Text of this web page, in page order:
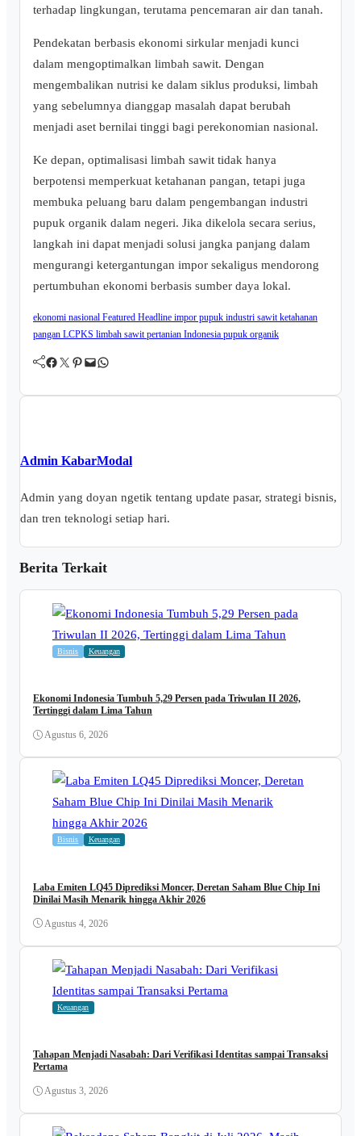
terhadap lingkungan, terutama pencemaran air dan tanah.
Pendekatan berbasis ekonomi sirkular menjadi kunci
dalam mengoptimalkan limbah sawit. Dengan
mengembalikan nutrisi ke dalam siklus produksi, limbah
yang sebelumnya dianggap masalah dapat berubah
menjadi aset bernilai tinggi bagi perekonomian nasional.
Ke depan, optimalisasi limbah sawit tidak hanya
berpotensi memperkuat ketahanan pangan, tetapi juga
membuka peluang baru dalam pengembangan industri
pupuk organik dalam negeri. Jika dikelola secara serius,
langkah ini dapat menjadi solusi jangka panjang dalam
mengurangi ketergantungan impor sekaligus mendorong
pertumbuhan ekonomi berbasis sumber daya lokal.
ekonomi nasional Featured Headline impor pupuk industri sawit ketahanan
pangan LCPKS limbah sawit pertanian Indonesia pupuk organik
Facebook Twitter Pinterest Mail WhatsApp
Admin KabarModal
Admin yang doyan ngetik tentang update pasar, strategi bisnis,
dan tren teknologi setiap hari.
Berita Terkait
Bisnis Keuangan
Ekonomi Indonesia Tumbuh 5,29 Persen pada Triwulan II 2026,
Tertinggi dalam Lima Tahun
Agustus 6, 2026
Bisnis Keuangan
Laba Emiten LQ45 Diprediksi Moncer, Deretan Saham Blue Chip Ini
Dinilai Masih Menarik hingga Akhir 2026
Agustus 4, 2026
Keuangan
Tahapan Menjadi Nasabah: Dari Verifikasi Identitas sampai Transaksi
Pertama
Agustus 3, 2026